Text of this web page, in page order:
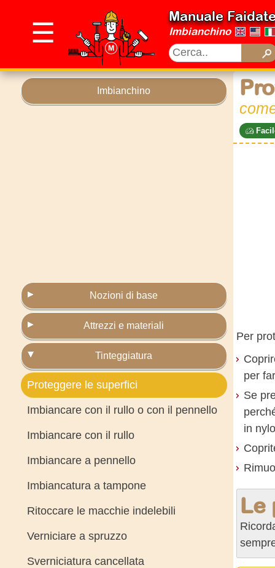
☰
Manuale
Imbianchino
Imbianchino
Nozioni di base
Attrezzi e materiali
Tinteggiatura
Proteggere le superfici
Imbiancare con il rullo o con il pennello
Imbiancare con il rullo
Imbiancare a pennello
Imbiancatura a tampone
Ritoccare le macchie indelebili
Verniciare a spruzzo
Sverniciatura cancellata
Per
per
Se
in
Le